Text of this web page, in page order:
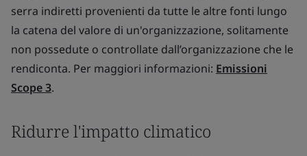
serra indiretti provenienti da tutte le altre fonti lungo
la catena del valore di un'organizzazione, solitamente
non possedute o controllate dall’organizzazione che le
rendiconta. Per maggiori informazioni: Emissioni
Scope 3.
Ridurre l'impatto climatico